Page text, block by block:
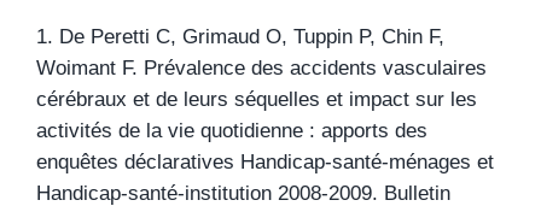
1. De Peretti C, Grimaud O, Tuppin P, Chin F,
Woimant F. Prévalence des accidents vasculaires
cérébraux et de leurs séquelles et impact sur les
activités de la vie quotidienne : apports des
enquêtes déclaratives Handicap-santé-ménages et
Handicap-santé-institution 2008-2009. Bulletin